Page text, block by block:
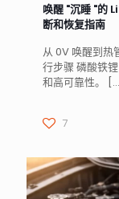
唤醒 "沉睡 "的
断和恢复指南
从 0V 唤醒到热
行步骤 磷酸铁
和高可靠性。
7